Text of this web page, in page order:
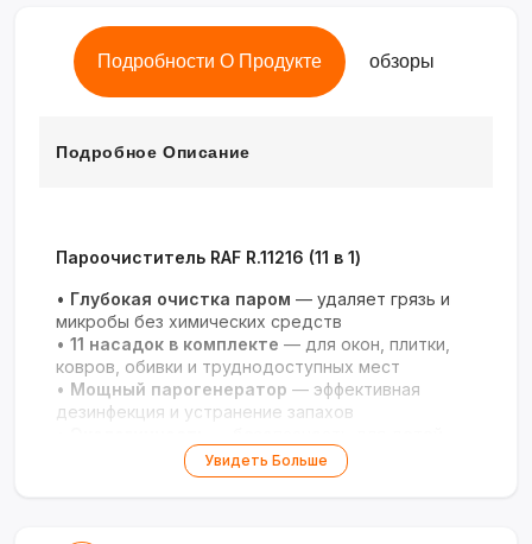
Подробности О Продукте обзоры
Подробное Описание
Пароочиститель RAF R.11216 (11 в 1)
• Глубокая очистка паром — удаляет грязь и
микробы без химических средств
• 11 насадок в комплекте — для окон, плитки,
ковров, обивки и труднодоступных мест
• Мощный парогенератор — эффективная
дезинфекция и устранение запахов
животных и аллергиков
Гарантия 3 года— надёжность и долгий срок
Увидеть Больше